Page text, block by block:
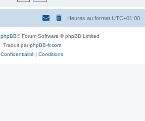
Heures au format UTC+01:00
phpBB® Forum Software © phpBB Limited
Traduit parphpBB-fr.com
Confidentialité | Conditions